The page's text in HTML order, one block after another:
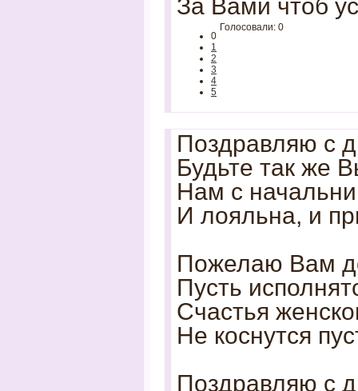
За Вами чтоб
0
1
2
3
4
5
Голосовали: 0
Поздравляю с
Будьте так же
Нам с
И лояльна, и
Пожелаю Вам
Пусть
Счастья
Не коснутся
Поздравляю с